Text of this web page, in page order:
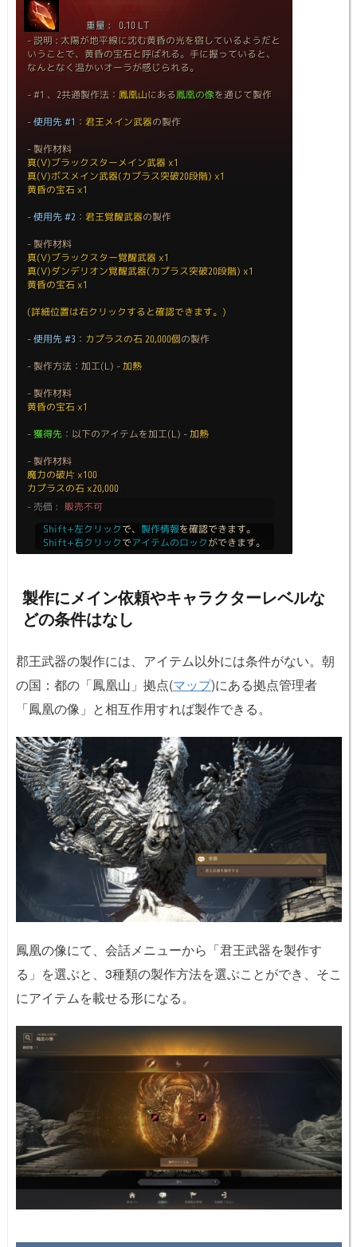
製作にメイン依頼やキャラクターレベルな
どの条件はなし
郡王武器の製作には、アイテム以外には条件がない。朝
の国：都の「鳳凰山」拠点(マップ)にある拠点管理者
「鳳凰の像」と相互作用すれば製作できる。
鳳凰の像にて、会話メニューから「君王武器を製作す
る」を選ぶと、3種類の製作方法を選ぶことができ、そこ
にアイテムを載せる形になる。